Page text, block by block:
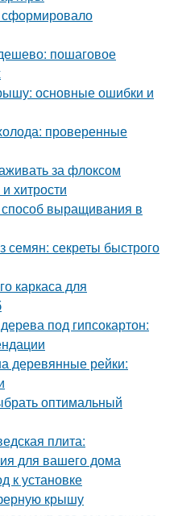
сформировало
пошаговое
основные ошибки и
проверенные
за флоксом
хитрости
выращивания в
секреты быстрого
каркаса для
под гипсокартон:
деревянные рейки:
оптимальный
плита:
для вашего дома
к установке
крышу